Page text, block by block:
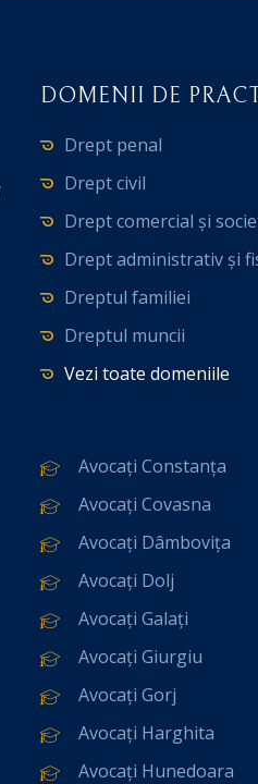
DOMENII DE
Drept penal
Drept civil
Drept comercial și
Drept administrativ și
Dreptul familiei
Dreptul muncii
Vezi toate domeniile
Avocați Constanța
Avocați Covasna
Avocați Dâmbovița
Avocați Dolj
Avocați Galați
Avocați Giurgiu
Avocați Gorj
Avocați Harghita
Avocați Hunedoara